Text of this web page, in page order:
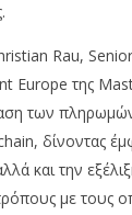
Rau,
Europe της
των
δίνοντας
και την
με τους